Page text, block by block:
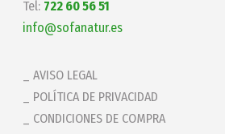
Tel: 722 60 56 51
info@sofanatur.es
AVISO LEGAL
POLÍTICA DE PRIVACIDAD
CONDICIONES DE COMPRA